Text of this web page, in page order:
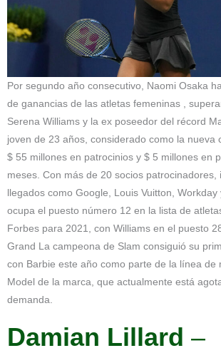
Por segundo año consecutivo, Naomi Osaka
de ganancias de las atletas femeninas ,
Serena Williams y la ex poseedor del récord
joven de 23 años, considerado como la nueva
$ 55 millones en patrocinios y $ 5 millones en
meses. Con más de 20 socios patrocinadores,
llegados como Google, Louis Vuitton, Workday
ocupa el puesto número 12 en la lista de
Forbes para 2021, con Williams en el puesto
Grand La campeona de Slam consiguió su
con Barbie este año como parte de la línea de
Model de la marca, que actualmente está
demanda.
Damian Lillard –